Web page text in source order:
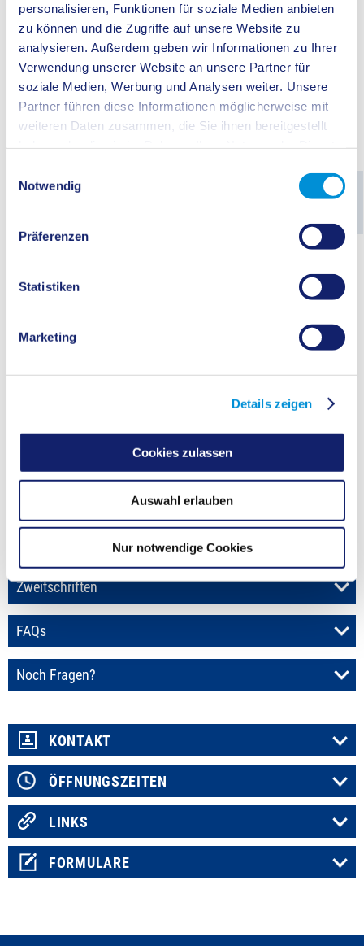
personalisieren, Funktionen für soziale Medien anbieten
zu können und die Zugriffe auf unsere Website zu
analysieren. Außerdem geben wir Informationen zu Ihrer
Verwendung unserer Website an unsere Partner für
soziale Medien, Werbung und Analysen weiter. Unsere
Partner führen diese Informationen möglicherweise mit
weiteren Daten zusammen, die Sie ihnen bereitgestellt
Notwendig
Präferenzen
Statistiken
Marketing
Details zeigen
Cookies zulassen
Auswahl erlauben
Nur notwendige Cookies
Personen, die in Küchen und sonstigen Einrichtungen mit oder zur
Gemeinschaftsverpflegung tätig werden, und erstmalig Umgang mit
Lebensmitteln haben und bei diesen Tätigkeiten mit Lebensmitteln in
Berührung kommen, benötigen eine Belehrung nach § 43
Infektionsschutzgesetz. Wen das betrifft, wie die Belehrung funktioniert und
was Sie dazu benötigen, haben wir auf dieser Seite zusammengefasst.
Video-Anleitung zur Anmeldung
Gültigkeit der Bescheinigung
Wenn hier kein Video dargestellt wird, liegt es daran, dass Sie die dafür
Wer muss belehrt werden und warum?
Kostenermäßigung und Kostenbefreiung
Zweitschriften
FAQs
Noch Fragen?
KONTAKT
ÖFFNUNGSZEITEN
LINKS
FORMULARE